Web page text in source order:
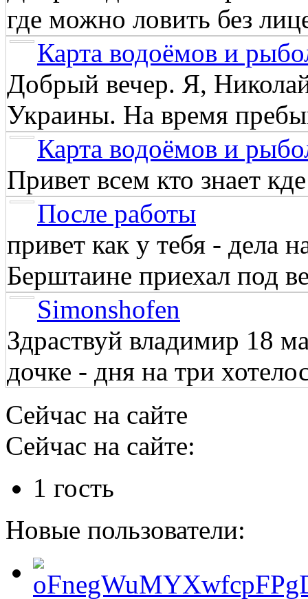
где можно ловить без
Карта водоёмов и
Добрый вечер. Я,
Украины. На время
Карта водоёмов и
Привет всем кто знает
После работы
привет как у тебя - дела
Берштаине приехал под
Simonshofen
Здраствуй владимир 18
дочке - дня на три
Сейчас на сайте
Сейчас на сайте:
1 гость
Новые пользователи: